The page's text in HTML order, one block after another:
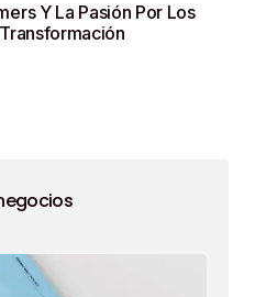
Y La Pasión Por Los